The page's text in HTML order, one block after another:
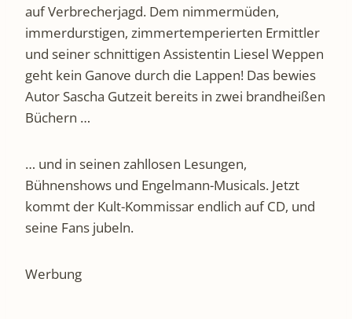
auf Verbrecherjagd. Dem nimmermüden,
immerdurstigen, zimmertemperierten Ermittler
und seiner schnittigen Assistentin Liesel Weppen
geht kein Ganove durch die Lappen! Das bewies
Autor Sascha Gutzeit bereits in zwei brandheißen
Büchern …
… und in seinen zahllosen Lesungen,
Bühnenshows und Engelmann-Musicals. Jetzt
kommt der Kult-Kommissar endlich auf CD, und
seine Fans jubeln.
Werbung